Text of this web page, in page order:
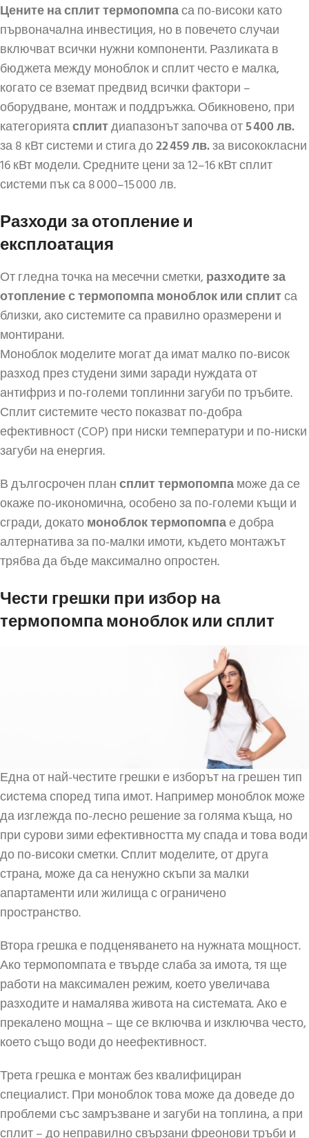
Цените на сплит термопомпаса по-високи като
първоначална инвестиция, но в повечето случаи
включват всички нужни компоненти. Разликата в
бюджета между моноблок и сплит често е малка,
когато се вземат предвид всички фактори –
оборудване, монтаж и поддръжка. Обикновено, при
категориятасплитдиапазонът започва от5 400 лв.
за 8 кВт системи и стига до22 459 лв.за висококласни
16 кВт модели. Средните цени за 12–16 кВт сплит
системи пък са 8 000–15 000 лв.
Разходи за отопление и
експлоатация
От гледна точка на месечни сметки, разходите за
отопление с термопомпа моноблок или сплитса
близки, ако системите са правилно оразмерени и
монтирани.
Моноблок моделите могат да имат малко по-висок
разход през студени зими заради нуждата от
антифриз и по-големи топлинни загуби по тръбите.
Сплит системите често показват по-добра
ефективност (COP) при ниски температури и по-ниски
загуби на енергия.
В дългосрочен плансплит термопомпаможе да се
окаже по-икономична, особено за по-големи къщи и
сгради, докатомоноблок термопомпае добра
алтернатива за по-малки имоти, където монтажът
трябва да бъде максимално опростен.
Чести грешки при избор на
термопомпа моноблок или сплит
Една от най-честите грешки е изборът на грешен тип
система според типа имот. Например моноблок може
да изглежда по-лесно решение за голяма къща, но
при сурови зими ефективността му спада и това води
до по-високи сметки. Сплит моделите, от друга
страна, може да са ненужно скъпи за малки
апартаменти или жилища с ограничено
пространство.
Втора грешка е подценяването на нужната мощност.
Ако термопомпата е твърде слаба за имота, тя ще
работи на максимален режим, което увеличава
разходите и намалява живота на системата. Ако е
прекалено мощна – ще се включва и изключва често,
което също води до неефективност.
Трета грешка е монтаж без квалифициран
специалист. При моноблок това може да доведе до
проблеми със замръзване и загуби на топлина, а при